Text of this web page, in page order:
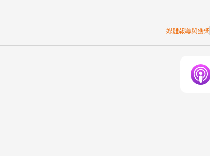
媒體報導與獲獎